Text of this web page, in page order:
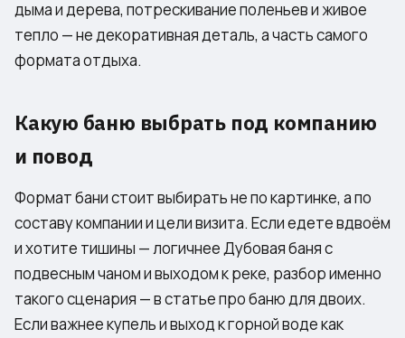
дыма и дерева, потрескивание поленьев и живое
тепло — не декоративная деталь, а часть самого
формата отдыха.
Какую баню выбрать под компанию
и повод
Формат бани стоит выбирать не по картинке, а по
составу компании и цели визита. Если едете вдвоём
и хотите тишины — логичнее Дубовая баня с
подвесным чаном и выходом к реке, разбор именно
такого сценария — в статьепро баню для двоих.
Если важнее купель и выход к горной воде как